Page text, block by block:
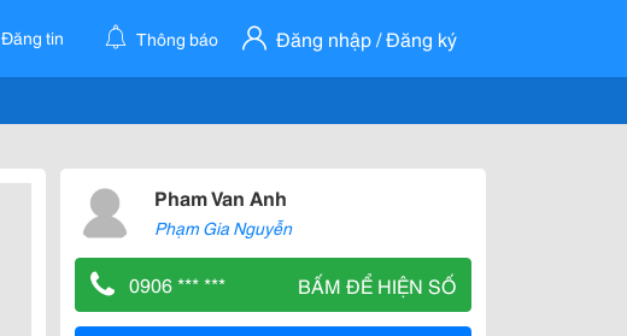
Đăng tin Thông báo Đăng nhập / Đăng ký
Pham Van Anh
Phạm Gia Nguyễn
0906 *** *** BẤM ĐỂ HIỆN SỐ